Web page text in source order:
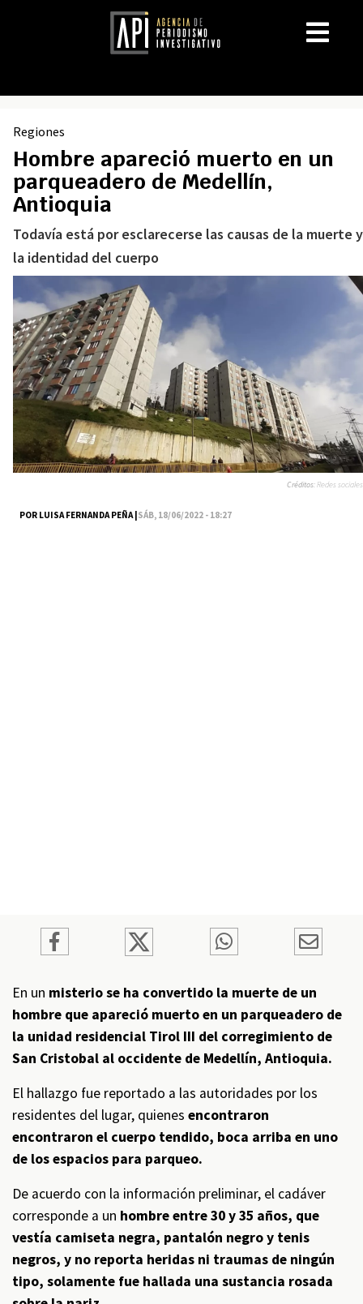
Regiones
Hombre apareció muerto en un
parqueadero de Medellín,
Antioquia
Todavía está por esclarecerse las causas de la muerte y
la identidad del cuerpo
POR LUISA FERNANDA PEÑA |SÁB, 18/06/2022 - 18:27
Créditos:Redes sociales
En un misterio se ha convertido la muerte de un
hombre que apareció muerto en un parqueadero de
la unidad residencial Tirol III del corregimiento de
San Cristobal al occidente de Medellín, Antioquia.
El hallazgo fue reportado a las autoridades por los
residentes del lugar, quienes encontraron
encontraron el cuerpo tendido, boca arriba en uno
de los espacios para parqueo.
De acuerdo con la información preliminar, el cadáver
corresponde a un hombre entre 30 y 35 años, que
vestía camiseta negra, pantalón negro y tenis
negros, y no reporta heridas ni traumas de ningún
tipo, solamente fue hallada una sustancia rosada